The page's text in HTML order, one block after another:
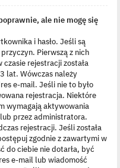
ale nie mogę się
i hasło. Jeśli są
Pierwszą z nich
czasie rejestracji została
lat. Wówczas należy
e-mail. Jeśli nie to było
rejestracja. Niektóre
wymagają aktywowania
przez administratora.
rejestracji. Jeśli została
zgodnie z zawartymi w
do ciebie nie dotarła, być
e-mail lub wiadomość